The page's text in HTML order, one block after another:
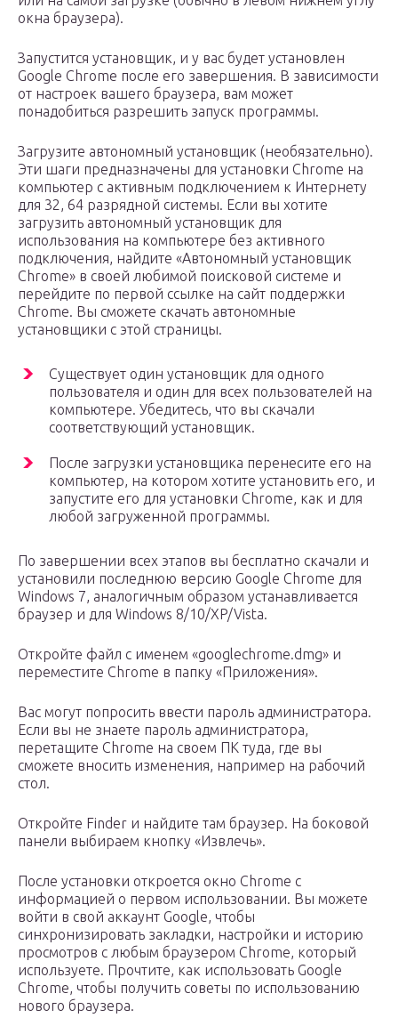
окна браузера).
Запустится установщик, и у вас будет установлен
Google Chrome после его завершения. В зависимости
от настроек вашего браузера, вам может
понадобиться разрешить запуск программы.
Загрузите автономный установщик (необязательно).
Эти шаги предназначены для установки Chrome на
компьютер с активным подключением к Интернету
для 32, 64 разрядной системы. Если вы хотите
загрузить автономный установщик для
использования на компьютере без активного
подключения, найдите «Автономный установщик
Chrome» в своей любимой поисковой системе и
перейдите по первой ссылке на сайт поддержки
Chrome. Вы сможете скачать автономные
установщики с этой страницы.
Существует один установщик для одного
пользователя и один для всех пользователей на
компьютере. Убедитесь, что вы скачали
соответствующий установщик.
После загрузки установщика перенесите его на
компьютер, на котором хотите установить его, и
запустите его для установки Chrome, как и для
любой загруженной программы.
По завершении всех этапов вы бесплатно скачали и
установили последнюю версию Google Chrome для
Windows 7, аналогичным образом устанавливается
браузер и для Windows 8/10/XP/Vista.
Откройте файл с именем «googlechrome.dmg» и
переместите Chrome в папку «Приложения».
Вас могут попросить ввести пароль администратора.
Если вы не знаете пароль администратора,
перетащите Chrome на своем ПК туда, где вы
сможете вносить изменения, например на рабочий
стол.
Откройте Finder и найдите там браузер. На боковой
панели выбираем кнопку «Извлечь».
После установки откроется окно Chrome с
информацией о первом использовании. Вы можете
войти в свой аккаунт Google, чтобы
синхронизировать закладки, настройки и историю
просмотров с любым браузером Chrome, который
используете. Прочтите, как использовать Google
Chrome, чтобы получить советы по использованию
нового браузера.